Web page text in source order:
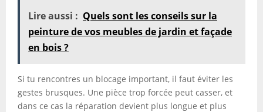
Lire aussi : Quels sont les conseils sur la
peinture de vos meubles de jardin et façade
en bois ?
Si tu rencontres un blocage important, il faut éviter les
gestes brusques. Une pièce trop forcée peut casser, et
dans ce cas la réparation devient plus longue et plus